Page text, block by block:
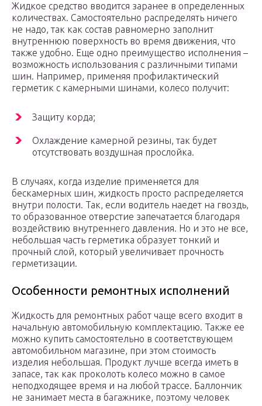
Жидкое средство вводится заранее в определенных
количествах. Самостоятельно распределять ничего
не надо, так как состав равномерно заполнит
внутреннюю поверхность во время движения, что
также удобно. Еще одно преимущество исполнения –
возможность использования с различными типами
шин. Например, применяя профилактический
герметик с камерными шинами, колесо получит:
Защиту корда;
Охлаждение камерной резины, так будет
отсутствовать воздушная прослойка.
В случаях, когда изделие применяется для
бескамерных шин, жидкость просто распределяется
внутри полости. Так, если водитель наедет на гвоздь,
то образованное отверстие запечатается благодаря
воздействию внутреннего давления. Но и это не все,
небольшая часть герметика образует тонкий и
прочный слой, который увеличивает прочность
герметизации.
Особенности ремонтных исполнений
Жидкость для ремонтных работ чаще всего входит в
начальную автомобильную комплектацию. Также ее
можно купить самостоятельно в соответствующем
автомобильном магазине, при этом стоимость
изделия небольшая. Продукт лучше всегда иметь в
запасе, так как проколоть колесо можно в самое
неподходящее время и на любой трассе. Баллончик
не занимает места в багажнике, поэтому человек